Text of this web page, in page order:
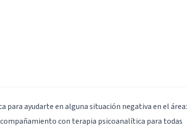
para ayudarte en alguna situación negativa en el área:
con terapia psicoanalítica para todas